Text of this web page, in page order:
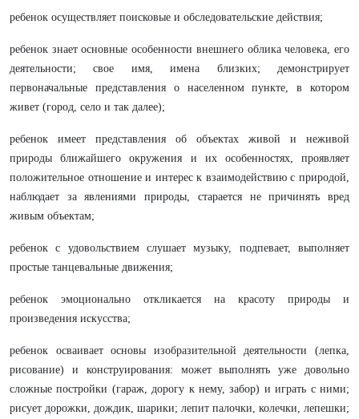
ребенок осуществляет поисковые и обследовательские действия;
ребенок знает основные особенности внешнего облика человека, его
деятельности; свое имя, имена близких; демонстрирует
первоначальные представления о населенном пункте, в котором
живет (город, село и так далее);
ребенок имеет представления об объектах живой и неживой
природы ближайшего окружения и их особенностях, проявляет
положительное отношение и интерес к взаимодействию с природой,
наблюдает за явлениями природы, старается не причинять вред
живым объектам;
ребенок с удовольствием слушает музыку, подпевает, выполняет
простые танцевальные движения;
ребенок эмоционально откликается на красоту природы и
произведения искусства;
ребенок осваивает основы изобразительной деятельности (лепка,
рисование) и конструирования: может выполнять уже довольно
сложные постройки (гараж, дорогу к нему, забор) и играть с ними;
рисует дорожки, дождик, шарики; лепит палочки, колечки, лепешки;